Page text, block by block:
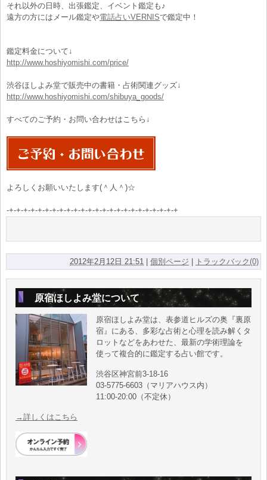
それ以外の日時、出張鑑定、イベント鑑定も♪
遠方の方にはメール鑑定や電話占いVERNISで鑑定中！
鑑定料金について↓
http://www.hoshiyomishi.com/price/
渋谷ほしよみ堂で販売中の書籍・占術関連グッズ↓
http://www.hoshiyomishi.com/shibuya_goods/
すべてのご予約・お問い合わせはこちら↓
よろしくお願いいたします(＾人＾)☆
-+-+-+-+-+-+-+-+-+-+-+-+-+-+-+-+-+-+-+-+-+-+-+-+
2012年2月12日 21:51 |個別ページ トラックバック(0)
原宿ほしよみ堂について
原宿ほしよみ堂は、表参道ヒルズの奥『裏原
宿』にある、多彩な占術と心理を読み解くタ
ロットなどをあわせた、最新の学術理論を
使って複合的に鑑定する占い館です。
渋谷区神宮前3-18-16
03-5775-6603（マリアハウス内）
11:00-20:00（不定休）
→詳しくはこちら